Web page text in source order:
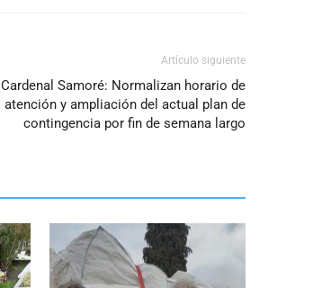
Artículo siguiente
Cardenal Samoré: Normalizan horario de
atención y ampliación del actual plan de
contingencia por fin de semana largo